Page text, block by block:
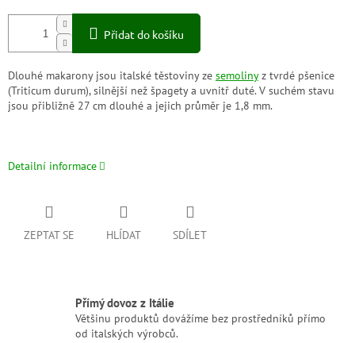
Přidat do košíku
Dlouhé makarony jsou italské těstoviny ze semolinyz tvrdé pšenice
(Triticum durum), silnější než špagety a uvnitř duté. V suchém stavu
jsou přibližně 27 cm dlouhé a jejich průměr je 1,8 mm.
Detailní informace
ZEPTAT SE HLÍDAT SDÍLET
Přímý dovoz z Itálie
Většinu produktů dovážíme bez prostředníků přímo
od italských výrobců.